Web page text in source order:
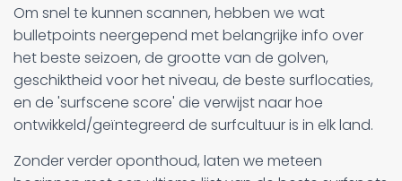
Om snel te kunnen scannen, hebben we wat
bulletpoints neergepend met belangrijke info over
het beste seizoen, de grootte van de golven,
geschiktheid voor het niveau, de beste surflocaties,
en de 'surfscene score' die verwijst naar hoe
ontwikkeld/geïntegreerd de surfcultuur is in elk land.
Zonder verder oponthoud, laten we meteen